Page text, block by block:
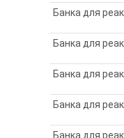
Банка для
Банка для
Банка для
Банка для
Банка для